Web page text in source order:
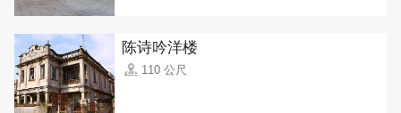
陈诗吟洋楼
110 公尺